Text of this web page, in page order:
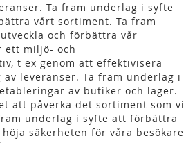
Ta fram underlag i syfte
vårt sortiment. Ta fram
och förbättra vår
ett miljö- och
t ex genom att effektivisera
leveranser. Ta fram underlag i
av butiker och lager.
att påverka det sortiment som vi
underlag i syfte att förbättra
säkerheten för våra besökare